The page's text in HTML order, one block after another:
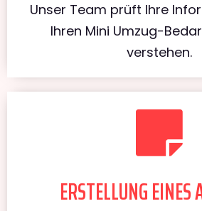
Unser Team prüft Ihre
Ihren Mini Umzug-
verstehen.
ERSTELLUNG EINES